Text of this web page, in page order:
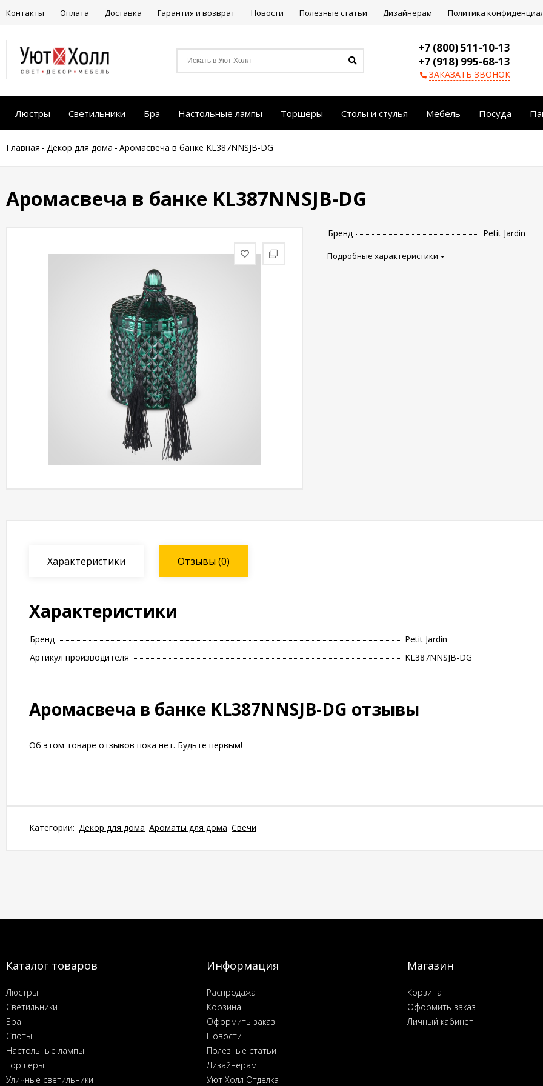
Контакты Оплата Доставка Гарантия и возврат Новости Полезные статьи Дизайнерам Политика
+7 (800) 511-10-13
+7 (918) 995-68-13
ЗАКАЗАТЬ ЗВОНОК
Люстры Светильники Бра Настольные лампы Торшеры Столы и стулья Мебель Посуда
Главная - Декор для дома - Аромасвеча в банке KL387NNSJB-DG
Аромасвеча в банке KL387NNSJB-DG
Бренд Petit Jardin
Подробные характеристики
Характеристики Отзывы (0)
Характеристики
Бренд
Petit Jardin
Артикул производителя
KL387NNSJB-DG
Аромасвеча в банке KL387NNSJB-DG отзывы
Об этом товаре отзывов пока нет. Будьте первым!
Категории: Декор для дома Ароматы для дома Свечи
Каталог товаров
Люстры
Светильники
Бра
Споты
Настольные лампы
Торшеры
Уличные светильники
Информация
Распродажа
Корзина
Оформить заказ
Новости
Полезные статьи
Дизайнерам
Уют Холл Отделка
Магазин
Корзина
Оформить заказ
Личный кабинет